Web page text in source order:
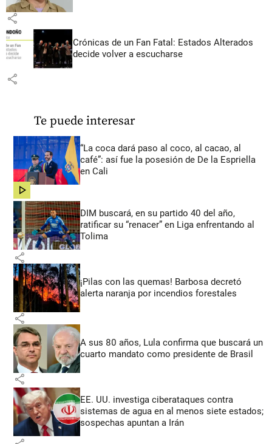
share
Crónicas de un Fan Fatal: Estados Alterados
decide volver a escucharse
share
Te puede interesar
“La coca dará paso al coco, al cacao, al
café”: así fue la posesión de De la Espriella
en Cali
share
DIM buscará, en su partido 40 del año,
ratificar su “renacer” en Liga enfrentando al
Tolima
share
¡Pilas con las quemas! Barbosa decretó
alerta naranja por incendios forestales
share
A sus 80 años, Lula confirma que buscará un
cuarto mandato como presidente de Brasil
share
EE. UU. investiga ciberataques contra
sistemas de agua en al menos siete estados;
sospechas apuntan a Irán